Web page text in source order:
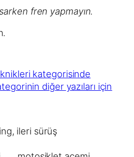
fren yapmayın.
kategorisinde
diğer yazıları için
, ileri sürüş